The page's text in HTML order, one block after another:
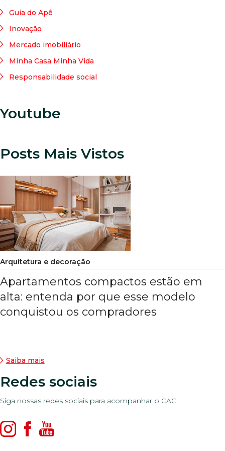
Guia do Apê
Inovação
Mercado imobiliário
Minha Casa Minha Vida
Responsabilidade social
Youtube
Posts Mais Vistos
Arquitetura e decoração
Apartamentos compactos estão em
alta: entenda por que esse modelo
conquistou os compradores
Saiba mais
Redes sociais
Siga nossas redes sociais para acompanhar o CAC.